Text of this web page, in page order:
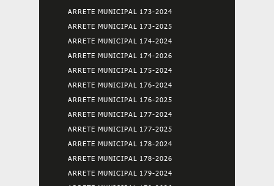
ARRETE MUNICIPAL 173-2024
ARRETE MUNICIPAL 173-2025
ARRETE MUNICIPAL 174-2024
ARRETE MUNICIPAL 174-2026
ARRETE MUNICIPAL 175-2024
ARRETE MUNICIPAL 176-2024
ARRETE MUNICIPAL 176-2025
ARRETE MUNICIPAL 177-2024
ARRETE MUNICIPAL 177-2025
ARRETE MUNICIPAL 178-2024
ARRETE MUNICIPAL 178-2026
ARRETE MUNICIPAL 179-2024